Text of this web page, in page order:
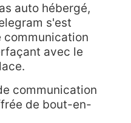
auto hébergé,
s'est
communication
avec le
communication
de bout-en-